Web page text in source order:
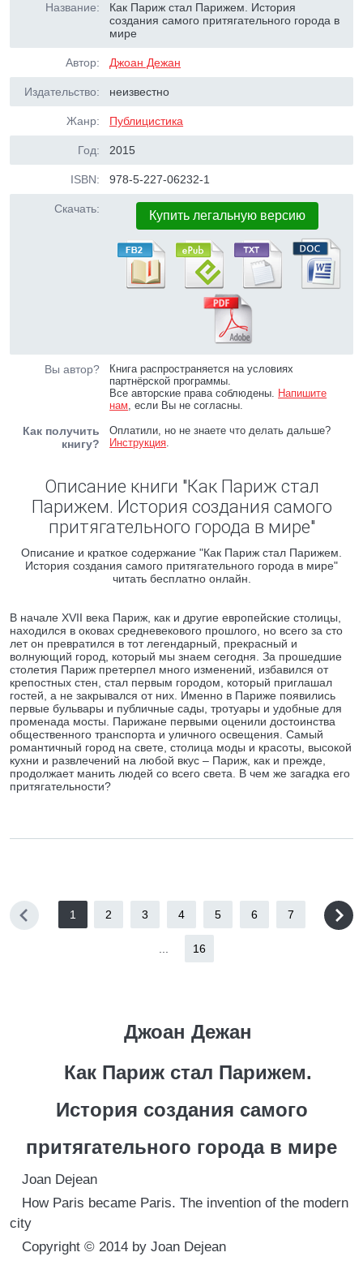
Название:
Как Париж стал Парижем. История
создания самого притягательного города в
мире
Автор: Джоан Дежан
Издательство: неизвестно
Жанр: Публицистика
Год: 2015
ISBN: 978-5-227-06232-1
Скачать: Купить легальную версию
Вы автор?
Книга распространяется на условиях
партнёрской программы.
Все авторские права соблюдены. Напишите
нам, если Вы не согласны.
Как получить
книгу?
Оплатили, но не знаете что делать дальше?
Инструкция.
Описание книги "Как Париж стал
Парижем. История создания самого
притягательного города в мире"
Описание и краткое содержание "Как Париж стал Парижем.
История создания самого притягательного города в мире"
читать бесплатно онлайн.
В начале XVII века Париж, как и другие европейские столицы,
находился в оковах средневекового прошлого, но всего за сто
лет он превратился в тот легендарный, прекрасный и
волнующий город, который мы знаем сегодня. За прошедшие
столетия Париж претерпел много изменений, избавился от
крепостных стен, стал первым городом, который приглашал
гостей, а не закрывался от них. Именно в Париже появились
первые бульвары и публичные сады, тротуары и удобные для
променада мосты. Парижане первыми оценили достоинства
общественного транспорта и уличного освещения. Самый
романтичный город на свете, столица моды и красоты, высокой
кухни и развлечений на любой вкус – Париж, как и прежде,
продолжает манить людей со всего света. В чем же загадка его
притягательности?
1 2 3 4 5 6 7
16
Джоан Дежан
Как Париж стал Парижем.
История создания самого
притягательного города в мире
Joan Dejean
How Paris became Paris. The invention of the modern
city
Copyright © 2014 by Joan Dejean